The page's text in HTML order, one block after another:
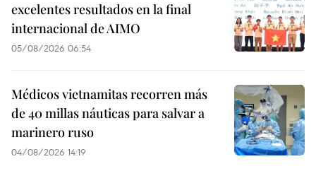
excelentes resultados en la final
internacional de AIMO
05/08/2026 06:54
Médicos vietnamitas recorren más
de 40 millas náuticas para salvar a
marinero ruso
04/08/2026 14:19